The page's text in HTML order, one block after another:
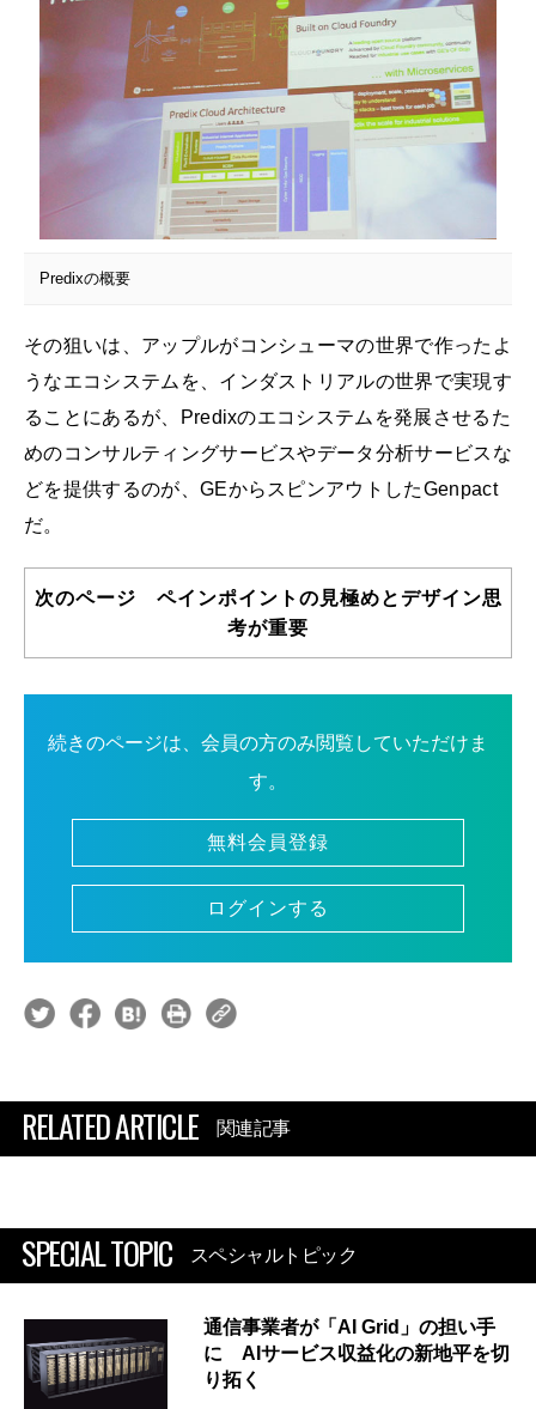
Predixの概要
その狙いは、アップルがコンシューマの世界で作ったよ
うなエコシステムを、インダストリアルの世界で実現す
ることにあるが、Predixのエコシステムを発展させるた
めのコンサルティングサービスやデータ分析サービスな
どを提供するのが、GEからスピンアウトしたGenpact
だ。
次のページ ペインポイントの見極めとデザイン思
考が重要
続きのページは、会員の方のみ閲覧していただけま
す。
無料会員登録
ログインする
RELATED ARTICLE 関連記事
SPECIAL TOPIC スペシャルトピック
通信事業者が「AI Grid」の担い手
に AIサービス収益化の新地平を切
り拓く